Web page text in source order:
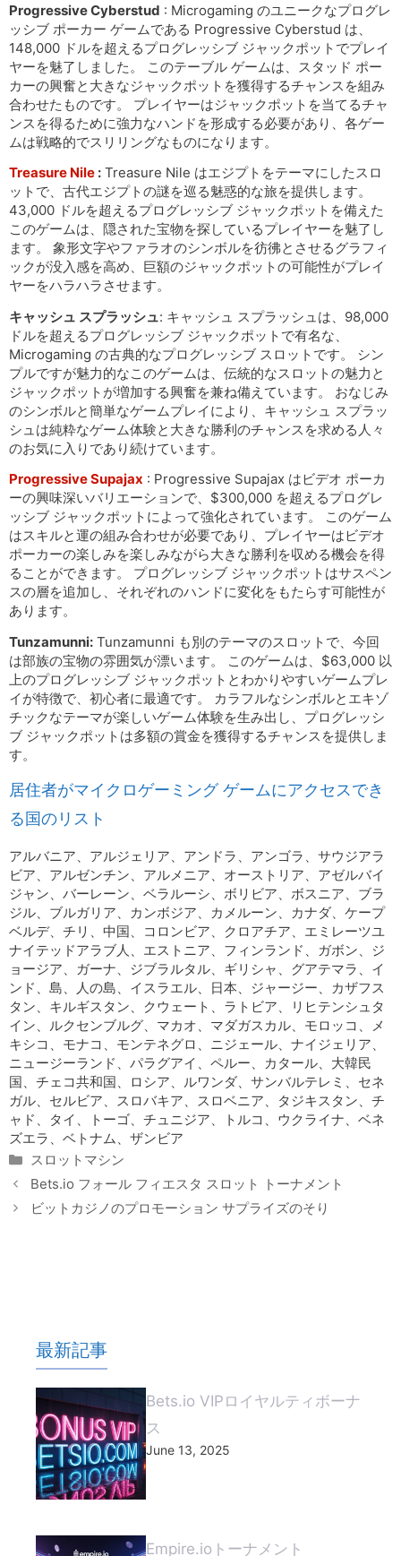
Progressive Cyber​​stud : Microgaming のユニークなプログレ
ッシブ ポーカー ゲームである Progressive Cyber​​stud は、
148,000 ドルを超えるプログレッシブ ジャックポットでプレイ
ヤーを魅了しました。 このテーブル ゲームは、スタッド ポー
カーの興奮と大きなジャックポットを獲得するチャンスを組み
合わせたものです。 プレイヤーはジャックポットを当てるチャ
ンスを得るために強力なハンドを形成する必要があり、各ゲー
ムは戦略的でスリリングなものになります。
Treasure Nile : Treasure Nile はエジプトをテーマにしたスロ
ットで、古代エジプトの謎を巡る魅惑的な旅を提供します。
43,000 ドルを超えるプログレッシブ ジャックポットを備えた
このゲームは、隠された宝物を探しているプレイヤーを魅了し
ます。 象形文字やファラオのシンボルを彷彿とさせるグラフィ
ックが没入感を高め、巨額のジャックポットの可能性がプレイ
ヤーをハラハラさせます。
キャッシュ スプラッシュ: キャッシュ スプラッシュは、98,000
ドルを超えるプログレッシブ ジャックポットで有名な、
Microgaming の古典的なプログレッシブ スロットです。 シン
プルですが魅力的なこのゲームは、伝統的なスロットの魅力と
ジャックポットが増加する興奮を兼ね備えています。 おなじみ
のシンボルと簡単なゲームプレイにより、キャッシュ スプラッ
シュは純粋なゲーム体験と大きな勝利のチャンスを求める人々
のお気に入りであり続けています。
Progressive Supajax : Progressive Supajax はビデオ ポーカ
ーの興味深いバリエーションで、$300,000 を超えるプログレ
ッシブ ジャックポットによって強化されています。 このゲーム
はスキルと運の組み合わせが必要であり、プレイヤーはビデオ
ポーカーの楽しみを楽しみながら大きな勝利を収める機会を得
ることができます。 プログレッシブ ジャックポットはサスペン
スの層を追加し、それぞれのハンドに変化をもたらす可能性が
あります。
Tunzamunni: Tunzamunni も別のテーマのスロットで、今回
は部族の宝物の雰囲気が漂います。 このゲームは、$63,000 以
上のプログレッシブ ジャックポットとわかりやすいゲームプレ
イが特徴で、初心者に最適です。 カラフルなシンボルとエキゾ
チックなテーマが楽しいゲーム体験を生み出し、プログレッシ
ブ ジャックポットは多額の賞金を獲得するチャンスを提供しま
す。
居住者がマイクロゲーミング ゲームにアクセスでき
る国のリスト
アルバニア、アルジェリア、アンドラ、アンゴラ、サウジアラ
ビア、アルゼンチン、アルメニア、オーストリア、アゼルバイ
ジャン、バーレーン、ベラルーシ、ボリビア、ボスニア、ブラ
ジル、ブルガリア、カンボジア、カメルーン、カナダ、ケープ
ベルデ、チリ、中国、コロンビア、クロアチア、エミレーツユ
ナイテッドアラブ人、エストニア、フィンランド、ガボン、ジ
ョージア、ガーナ、ジブラルタル、ギリシャ、グアテマラ、イ
ンド、島、人の島、イスラエル、日本、ジャージー、カザフス
タン、キルギスタン、クウェート、ラトビア、リヒテンシュタ
イン、ルクセンブルグ、マカオ、マダガスカル、モロッコ、メ
キシコ、モナコ、モンテネグロ、ニジェール、ナイジェリア、
ニュージーランド、パラグアイ、ペルー、カタール、大韓民
国、チェコ共和国、ロシア、ルワンダ、サンバルテレミ、セネ
ガル、セルビア、スロバキア、スロベニア、タジキスタン、チ
ャド、タイ、トーゴ、チュニジア、トルコ、ウクライナ、ベネ
ズエラ、ベトナム、ザンビア
Categories
スロットマシン
Bets.io フォール フィエスタ スロット トーナメント
ビットカジノのプロモーション サプライズのそり
最新記事
Bets.io VIPロイヤルティボーナ
ス
June 13, 2025
Empire.ioトーナメント